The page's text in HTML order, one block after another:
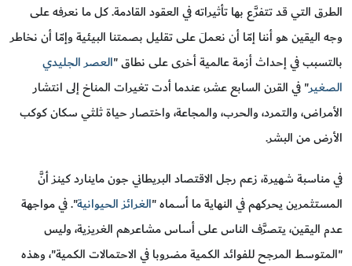
الطرق التي قد تتفرَّع بها تأثيراته في العقود القادمة. كل ما نعرفه على
وجه اليقين هو أننا إمّا أن نعملَ على تقليل بصمتنا البيئية وإمّا أن نخاطر
بالتسبب في إحداث أزمة عالمية أخرى على نطاق "العصر الجليدي
الصغير" في القرن السابع عشر، عندما أدت تغيرات المناخ إلى انتشار
الأمراض، والتمرد، والحرب، والمجاعة، واختصار حياة ثلثي سكان كوكب
الأرض من البشر.
في مناسبة شهيرة، زعم رجل الاقتصاد البريطاني جون ماينارد كينز أنَّ
المستثمرين يحركهم في النهاية ما أسماه "الغرائز الحيوانية". في مواجهة
عدم اليقين، يتصرَّف الناس على أساس مشاعرهم الغريزية، وليس
"المتوسط المرجح للفوائد الكمية مضروبا في الاحتمالات الكمية"، وهذه